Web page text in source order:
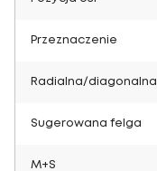
Przeznaczenie
Radialna/diagonalna
Sugerowana felga
M+S